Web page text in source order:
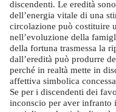
discendenti. Le eredità
dell’energia vitale di una
circolazione può costituire
nell’evoluzione della
della fortuna trasmessa la
dall’eredità può produrre
perché in realtà mette in
affettiva simbolica
Se per i discendenti dei
inconscio per aver